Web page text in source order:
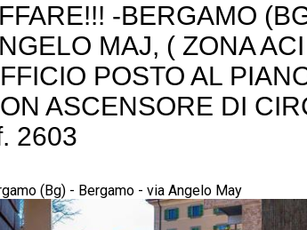
-BERGAMO
MAJ, ( ZONA
POSTO AL
ASCENSORE DI
2603
(Bg) - Bergamo - via Angelo May